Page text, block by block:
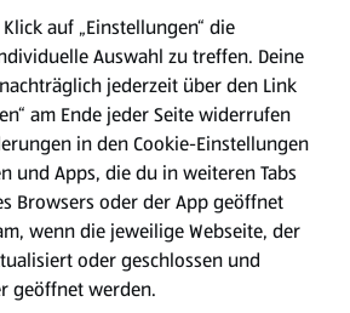
Tab)
auf „Einstellungen“ die
Auswahl zu treffen. Deine
jederzeit über den Link
am Ende jeder Seite widerrufen
in den Cookie-Einstellungen
und Apps, die du in weiteren Tabs
Browsers oder der App geöffnet
wenn die jeweilige Webseite, der
oder geschlossen und
geöffnet werden.